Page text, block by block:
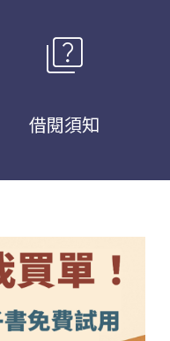
quiz
借閱須知